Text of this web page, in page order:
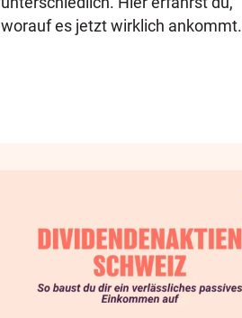
worauf es jetzt wirklich ankommt.